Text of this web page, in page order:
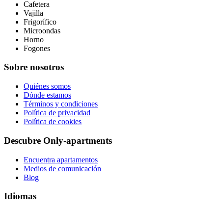
Cafetera
Vajilla
Frigorífico
Microondas
Horno
Fogones
Sobre nosotros
Quiénes somos
Dónde estamos
Términos y condiciones
Política de privacidad
Política de cookies
Descubre Only-apartments
Encuentra apartamentos
Medios de comunicación
Blog
Idiomas